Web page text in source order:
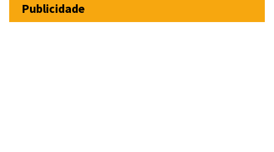
Publicidade